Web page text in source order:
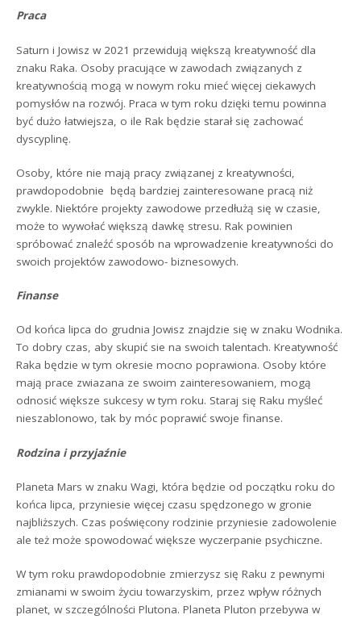
Praca
Saturn i Jowisz w 2021 przewidują większą kreatywność dla
znaku Raka. Osoby pracujące w zawodach związanych z
kreatywnością mogą w nowym roku mieć więcej ciekawych
pomysłów na rozwój. Praca w tym roku dzięki temu powinna
być dużo łatwiejsza, o ile Rak będzie starał się zachować
dyscyplinę.
Osoby, które nie mają pracy związanej z kreatywności,
prawdopodobnie będą bardziej zainteresowane pracą niż
zwykle. Niektóre projekty zawodowe przedłużą się w czasie,
może to wywołać większą dawkę stresu. Rak powinien
spróbować znaleźć sposób na wprowadzenie kreatywności do
swoich projektów zawodowo- biznesowych.
Finanse
Od końca lipca do grudnia Jowisz znajdzie się w znaku Wodnika.
To dobry czas, aby skupić sie na swoich talentach. Kreatywność
Raka będzie w tym okresie mocno poprawiona. Osoby które
mają prace zwiazana ze swoim zainteresowaniem, mogą
odnosić większe sukcesy w tym roku. Staraj się Raku myśleć
nieszablonowo, tak by móc poprawić swoje finanse.
Rodzina i przyjaźnie
Planeta Mars w znaku Wagi, która będzie od początku roku do
końca lipca, przyniesie więcej czasu spędzonego w gronie
najbliższych. Czas poświęcony rodzinie przyniesie zadowolenie
ale też może spowodować większe wyczerpanie psychiczne.
W tym roku prawdopodobnie zmierzysz się Raku z pewnymi
zmianami w swoim życiu towarzyskim, przez wpływ różnych
planet, w szczególności Plutona. Planeta Pluton przebywa w